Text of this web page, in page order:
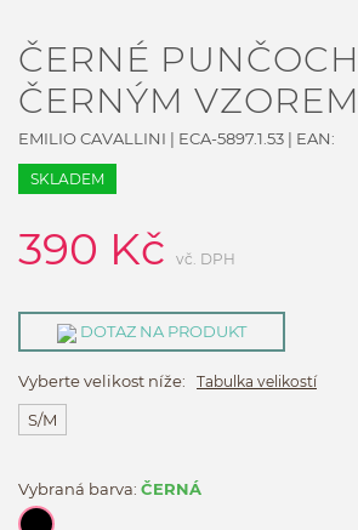
ČERNÉ
ČERNÝM VZOREM
EMILIO CAVALLINI | ECA-5897.1.53 | EAN:
SKLADEM
390 Kč vč. DPH
DOTAZ NA PRODUKT
Vyberte velikost níže: Tabulka velikostí
S/M
Vybraná barva: ČERNÁ